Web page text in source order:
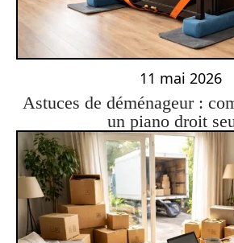
11 mai 2026
Astuces de déménageur :
un piano droit